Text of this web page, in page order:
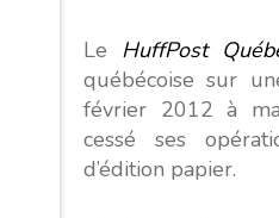
Le HuffPost
québécoise sur
février 2012 à
cessé ses
d’édition papier.